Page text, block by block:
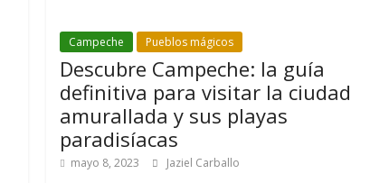
Campeche Pueblos mágicos
Descubre Campeche: la guía
definitiva para visitar la ciudad
amurallada y sus playas
paradisíacas
mayo 8, 2023 Jaziel Carballo